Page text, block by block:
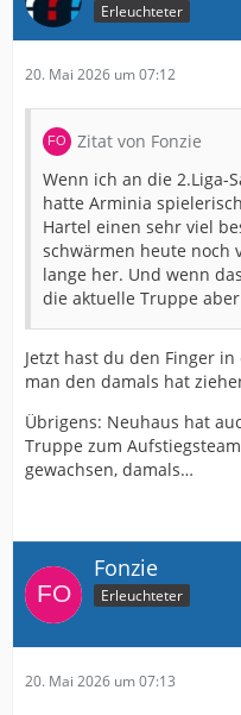
Erleuchteter
20. Mai 2026 um 07:12
Zitat von Fonzie
Wenn ich an die 2.Liga-
hatte Arminia
Hartel einen sehr viel
schwärmen heute noch
lange her. Und wenn
die aktuelle Truppe
Jetzt hast du den Finger
man den damals hat
Übrigens: Neuhaus hat
Truppe zum
gewachsen, damals…
Fonzie
Erleuchteter
20. Mai 2026 um 07:13